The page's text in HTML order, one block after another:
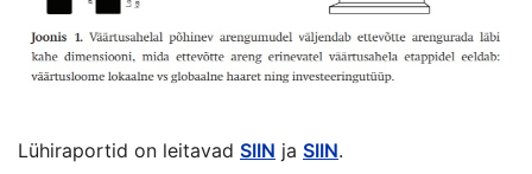
Lühiraportid on leitavad SIIN ja SIIN.